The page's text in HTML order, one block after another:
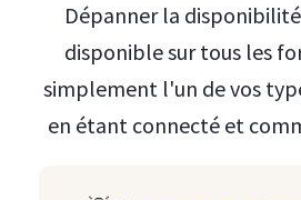
Dépanner la
disponible sur tous les
simplement l'un de vos
en étant connecté et